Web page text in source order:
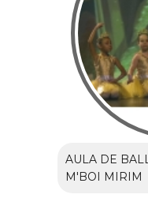
AULA DE
M'BOI MIRIM